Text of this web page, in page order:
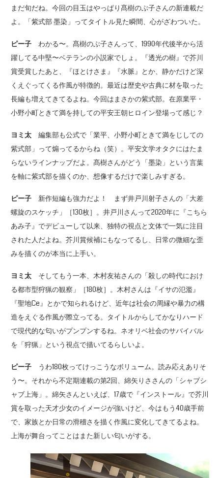
まだ旬だね。今回の目玉はやっぱり髙樹のぶ子さんの新連載だ
よ。「紫式部 墨染」ってタイトル見た瞬間、心がざわついた。
ピー子 わかる〜。髙樹のぶ子さんって、1990年代後半から活
躍してる中堅〜ベテランの小説家でしょ。『透光の樹』で芥川
賞受賞したあと、『ほとけさま』『水脈』とか、静かだけど深
くえぐってくる作風が特徴的。最近は歴史や古典に材を取った
長編も増えてきてるよね。今回はまさかの紫式部。在原業平・
小野小町ときて満を持しての平安王朝ヒロイン登場って感じ？
ヨミ太 編集部も公式で「業平、小野小町ときて満をじしての
紫式部」って煽ってるからね（笑）。平安文学オタクにはたま
らないラインナップだよ。髙樹さんがどう「墨染」という言葉
を軸に紫式部を描くのか、想像するだけで楽しみすぎる。
ピー子 新作短編も強力だよ！ まず井戸川射子さんの「大差
螺旋のスケッチ」［130枚］。井戸川さんって2020年に『こちら
あみ子』でデビューして以来、独特の視点と文体で一気に注目
された人だよね。芥川賞候補にもなってるし、日常の微細な歪
みを描くのが本当に上手い。
ヨミ太 そしてもう一本、木村友祐さんの「殺しの時代におけ
る都市型狩猟の観察」［180枚］。木村さんは『イサの氾濫』
『聖地Ce』とかで知られるけど、近年は社会の周縁や暴力の構
造をえぐる作風が際立ってる。タイトルからしてかなりハード
で現代的な匂いがプンプンするね。ネオリベ社会のサバイバル
を「狩猟」という視点で描いてるらしいよ。
ピー子 うわ180枚ってけっこうなボリューム。読み応えありそ
う〜。それから不定期連載の第2回、綿矢りささんの「シャブシ
ャブ上海」。綿矢さんといえば、17歳で『インストール』で芥川
賞を取った天才少女のイメージが強いけど、今はもう40歳手前
で、家族とか日常の滑稽さを描く作風に変化してきてるよね。
上海が舞台ってことはまた新しい匂いがする。